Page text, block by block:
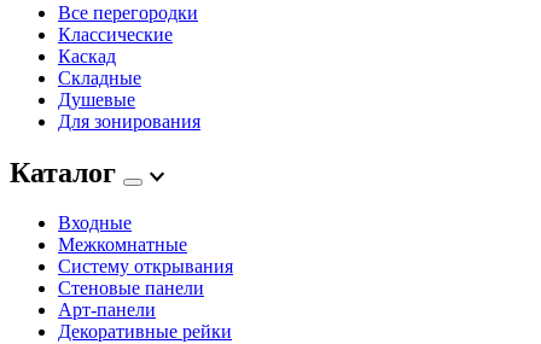
Все перегородки
Классические
Каскад
Складные
Душевые
Для зонирования
Каталог
Входные
Межкомнатные
Систему открывания
Стеновые панели
Арт-панели
Декоративные рейки